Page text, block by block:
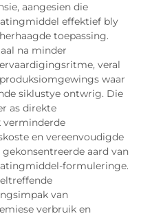
aangesien die
effektief bly
toepassing.
na minder
veral
waar
siklustye ontwrig. Die
as direkte
verminderde
en vereenvoudigde
aard van
formuleringe.
van
verbruik en